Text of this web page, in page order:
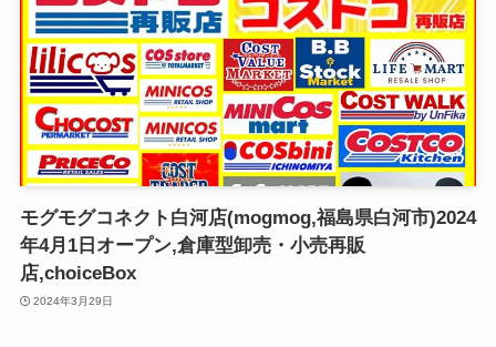
モグモグコネクト白河店(mogmog,福島県白河市)2024
年4月1日オープン,倉庫型卸売・小売再販
店,choiceBox
2024年3月29日